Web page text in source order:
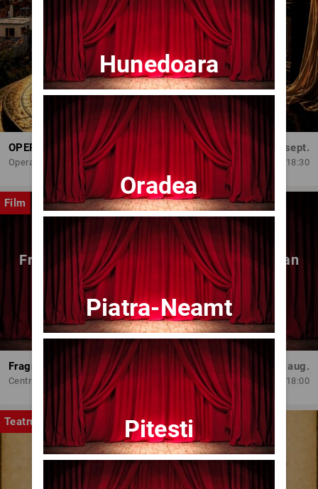
OPERA BRAȘOV ESTIVAL – DANCING SUMMER - SPECTACOL DE BALET
Opera Brasov
Dum, 6 sept.
18:30
Film
Fragmente dintr-un atelier – (regia Bogdan
Mureșanu) – AG
Fragmente dintr-un atelier – (regia Bogdan Mureșanu) – AG
Centrul Internațional de Artă Contemporană - Baia Turcească Iași
Dum, 30 aug.
18:00
Teatru
Hunedoara
Oradea
Piatra-Neamt
Pitesti